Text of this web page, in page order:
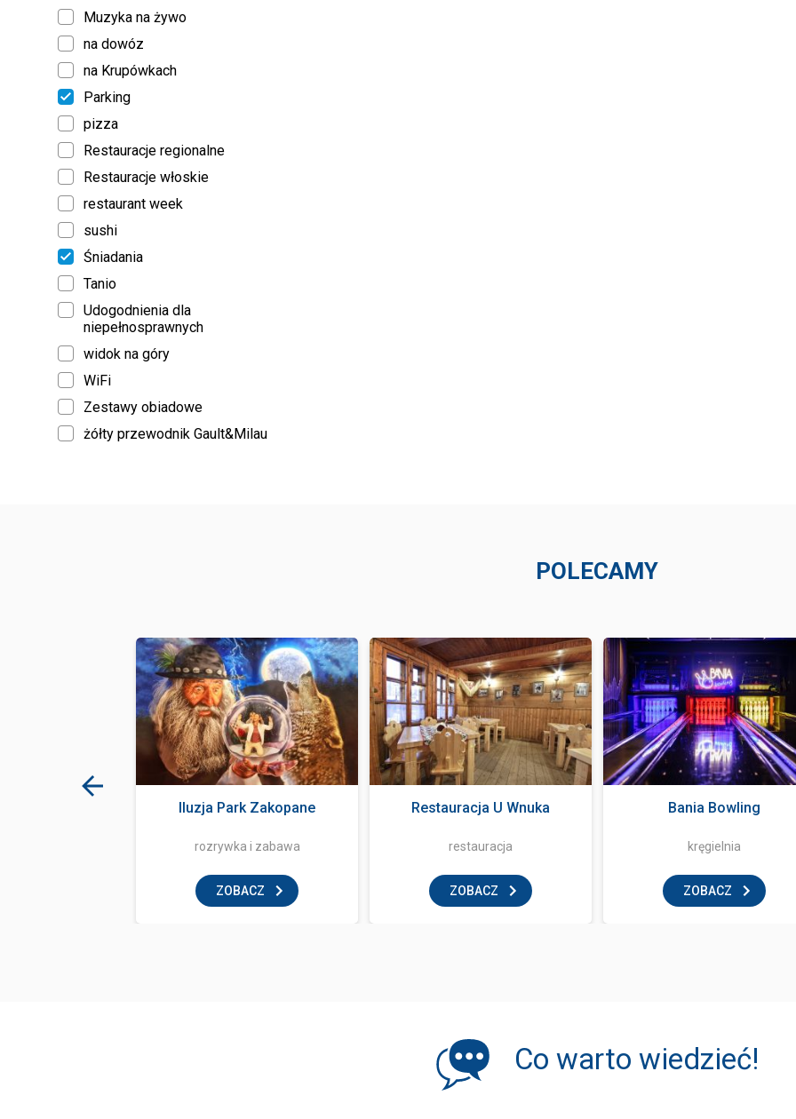
Muzyka na żywo
na dowóz
na Krupówkach
Parking
pizza
Restauracje regionalne
Restauracje włoskie
restaurant week
sushi
Śniadania
Tanio
Udogodnienia dla
niepełnosprawnych
widok na góry
WiFi
Zestawy obiadowe
żółty przewodnik Gault&Milau
POLECAMY
Iluzja Park Zakopane
rozrywka i zabawa
ZOBACZ
Restauracja U Wnuka
restauracja
ZOBACZ
Bania Bowling
kręgielnia
ZOBACZ
Co warto wiedzieć!